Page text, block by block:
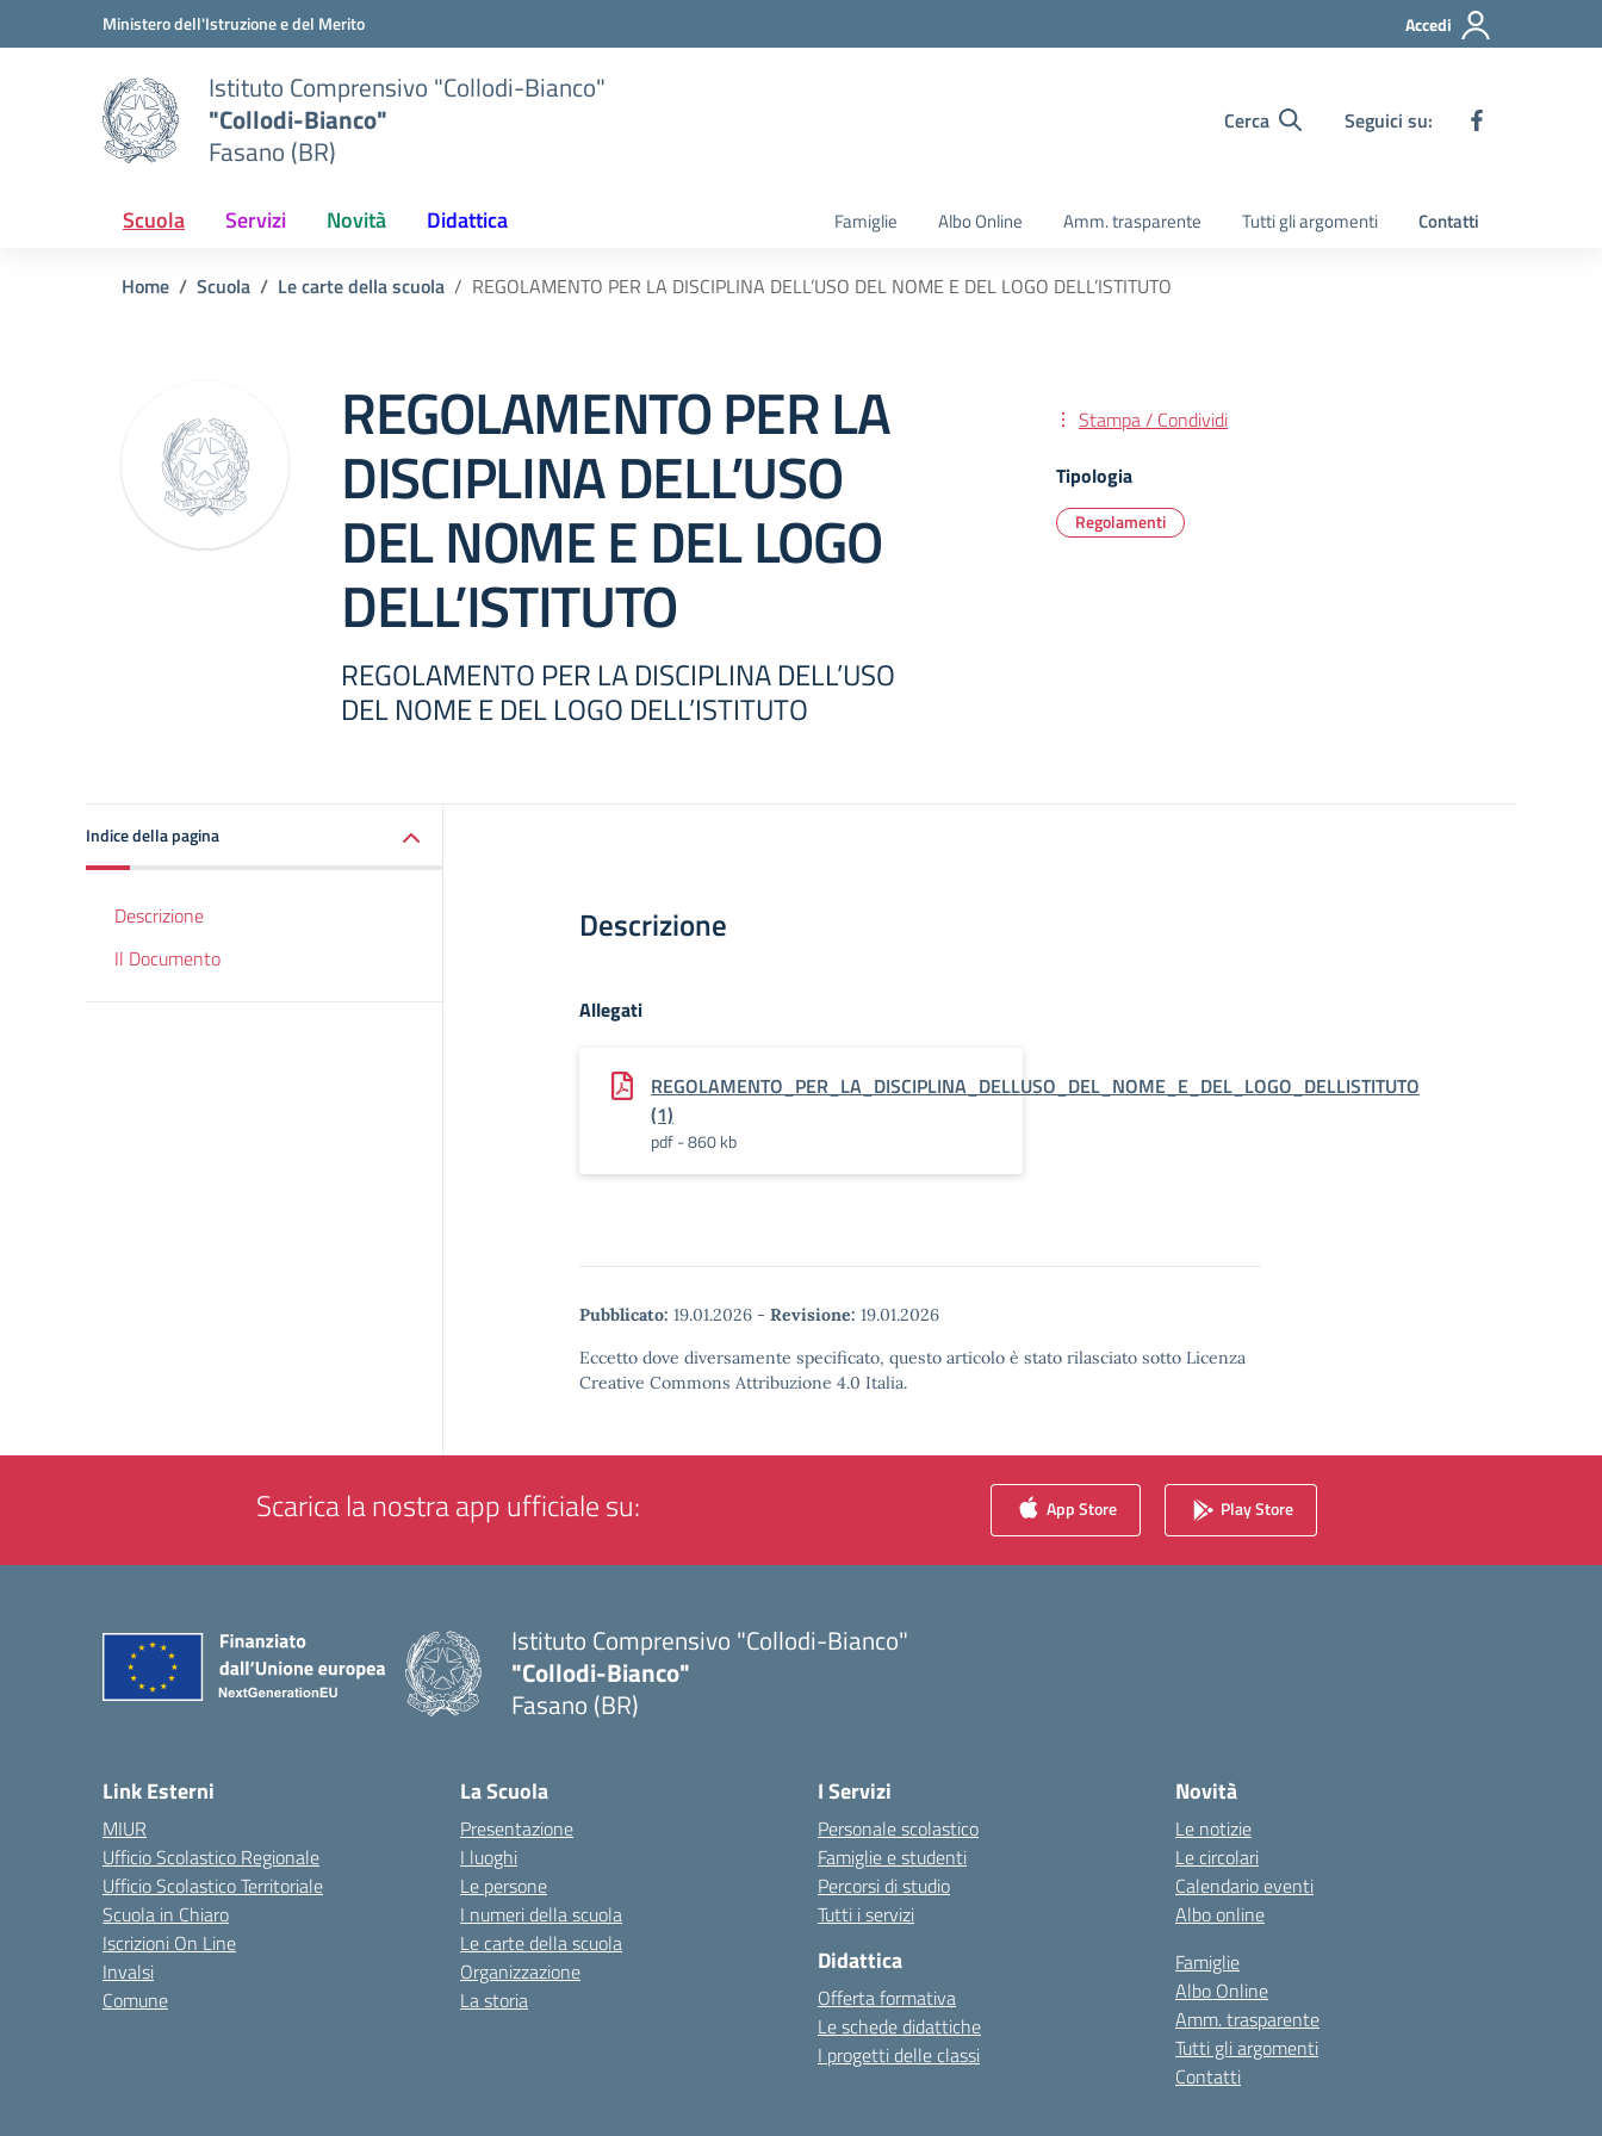
Vai ai contenuti
Vai al menu di navigazioneMinistero dell'Istruzione e del Merito Accedi
Istituto Comprensivo "Collodi-Bianco"
"Collodi-Bianco"
Fasano (BR)
Cerca Seguici su:
Scuola Servizi Novità Didattica Famiglie Albo Online Amm. trasparente Tutti gli argomenti Contatti
Home Scuola Le carte della scuola REGOLAMENTO PER LA DISCIPLINA DELL’USO DEL NOME E DEL LOGO DELL’ISTITUTO
REGOLAMENTO PER LA
DISCIPLINA DELL’USO
DEL NOME E DEL LOGO
DELL’ISTITUTO
REGOLAMENTO PER LA DISCIPLINA DELL’USO
DEL NOME E DEL LOGO DELL’ISTITUTO
Stampa / Condividi
Tipologia
Regolamenti
Indice della pagina
Descrizione
Il Documento
Descrizione
Allegati
REGOLAMENTO_PER_LA_DISCIPLINA_DELLUSO_DEL_NOME_E_DEL_LOGO_DELLISTITUTO
(1)
pdf - 860 kb
Pubblicato: 19.01.2026 - Revisione: 19.01.2026
Eccetto dove diversamente specificato, questo articolo è stato rilasciato sotto Licenza
Creative Commons Attribuzione 4.0 Italia.
Scarica la nostra app ufficiale su: App Store Play Store
Istituto Comprensivo "Collodi-Bianco"
"Collodi-Bianco"
Fasano (BR)
Link Esterni
MIUR
Ufficio Scolastico Regionale
Ufficio Scolastico Territoriale
Scuola in Chiaro
Iscrizioni On Line
Invalsi
Comune
La Scuola
Presentazione
I luoghi
Le persone
I numeri della scuola
Le carte della scuola
Organizzazione
La storia
I Servizi
Personale scolastico
Famiglie e studenti
Percorsi di studio
Tutti i servizi
Didattica
Offerta formativa
Le schede didattiche
I progetti delle classi
Novità
Le notizie
Le circolari
Calendario eventi
Albo online
Famiglie
Albo Online
Amm. trasparente
Tutti gli argomenti
Contatti